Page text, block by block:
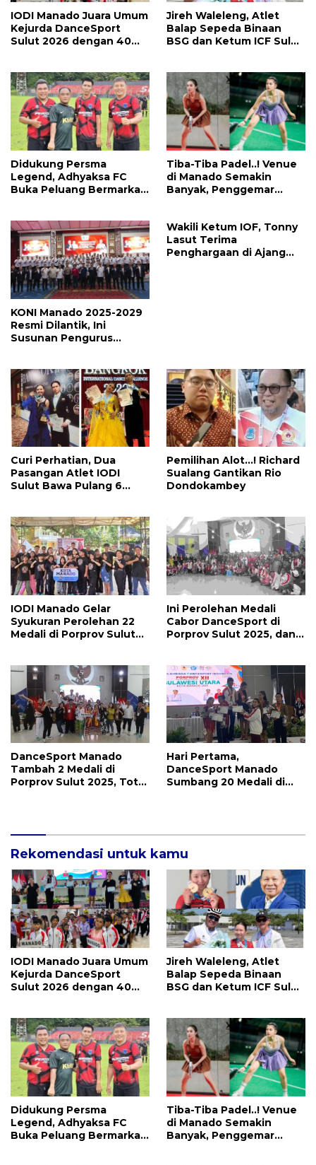
IODI Manado Juara Umum
Kejurda DanceSport
Sulut 2026 dengan 40
Menanti
Jireh Waleleng, Atlet
Balap Sepeda Binaan
BSG dan Ketum ICF Sulut
Didukung Persma
Legend, Adhyaksa FC
Buka Peluang Bermarkas
Tiba-Tiba Padel..! Venue
di Manado Semakin
Banyak, Penggemar
KONI Manado 2025-2029
Resmi Dilantik, Ini
Susunan Pengurus
Wakili Ketum IOF, Tonny
Lasut Terima
Penghargaan di Ajang
Curi Perhatian, Dua
Pasangan Atlet IODI
Sulut Bawa Pulang 6
Pemilihan Alot…! Richard
Sualang Gantikan Rio
Dondokambey
IODI Manado Gelar
Syukuran Perolehan 22
Medali di Porprov Sulut
Ini Perolehan Medali
Cabor DanceSport di
Porprov Sulut 2025, dan
DanceSport Manado
Tambah 2 Medali di
Porprov Sulut 2025, Total
Hari Pertama,
DanceSport Manado
Sumbang 20 Medali di
Rekomendasi untuk kamu
IODI Manado Juara Umum
Kejurda DanceSport
Sulut 2026 dengan 40
Menanti
Jireh Waleleng, Atlet
Balap Sepeda Binaan
BSG dan Ketum ICF Sulut
Didukung Persma
Legend, Adhyaksa FC
Buka Peluang Bermarkas
Tiba-Tiba Padel..! Venue
di Manado Semakin
Banyak, Penggemar